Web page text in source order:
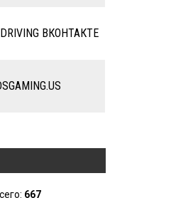
DRIVING ВКОНТАКТЕ
667